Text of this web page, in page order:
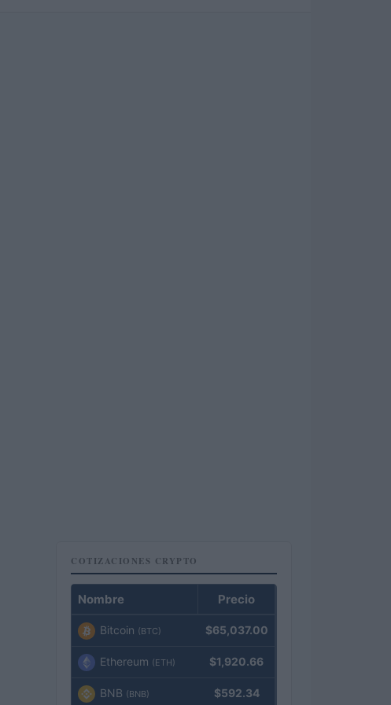
COTIZACIONES CRYPTO
Nombre Precio
Bitcoin (BTC) $65,037.00
Ethereum (ETH) $1,920.66
BNB (BNB) $592.34